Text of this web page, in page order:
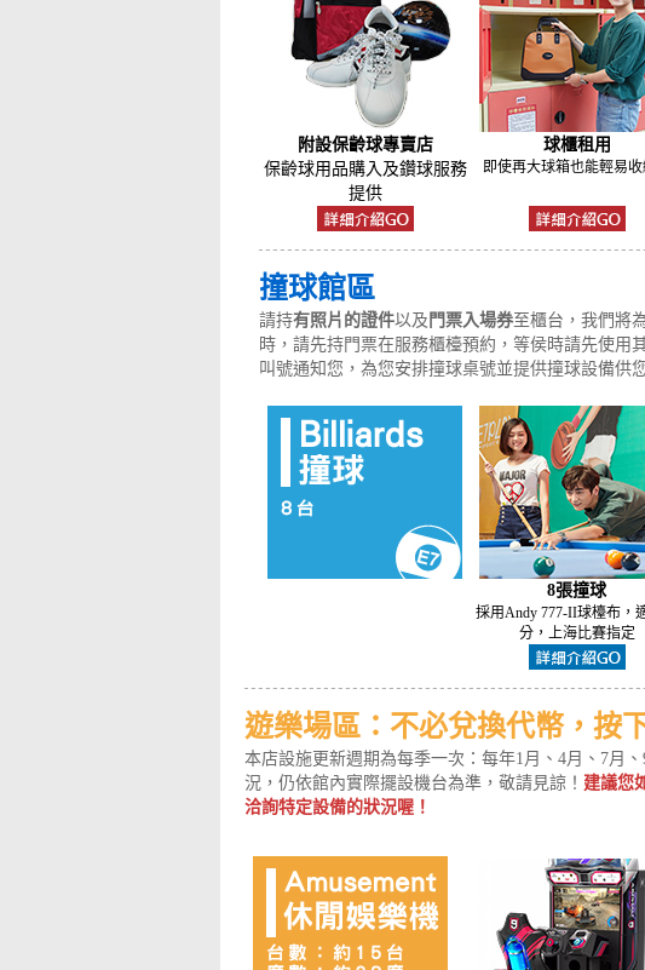
附設保齡球專賣店
保齡球用品購入及鑽球服務
提供
球櫃租用
即使再大球箱也能輕易收
撞球館區
請持有照片的證件以及 門票入場券至櫃台，我們將
時，請先持門票在服務櫃檯預約，等侯時請先使用
叫號通知您，為您安排撞球桌號並提供撞球設備供
8張撞球
採用Andy 777-II球檯布，
分，上海比賽指定
遊樂場區：不必兌換代幣，按
本店設施更新週期為每季一次：每年1月、4月、7月
況，仍依館內實際擺設機台為準，敬請見諒！ 建議您
洽詢特定設備的狀況喔！